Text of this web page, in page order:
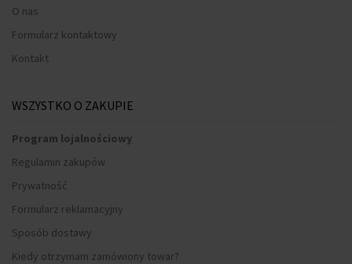
O nas
Formularz kontaktowy
Kontakt
WSZYSTKO O ZAKUPIE
Program lojalnościowy
Regulamin zakupów
Prywatność
Formularz reklamacyjny
Sposób dostawy
Kiedy otrzymam zamówiony towar?